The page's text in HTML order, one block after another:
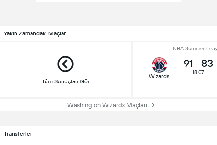
Yakın Zamandaki Maçlar
Tüm Sonuçları Gör
NBA Summer
Wizards
91 - 83
18.07
Washington Wizards Maçları
Transferler